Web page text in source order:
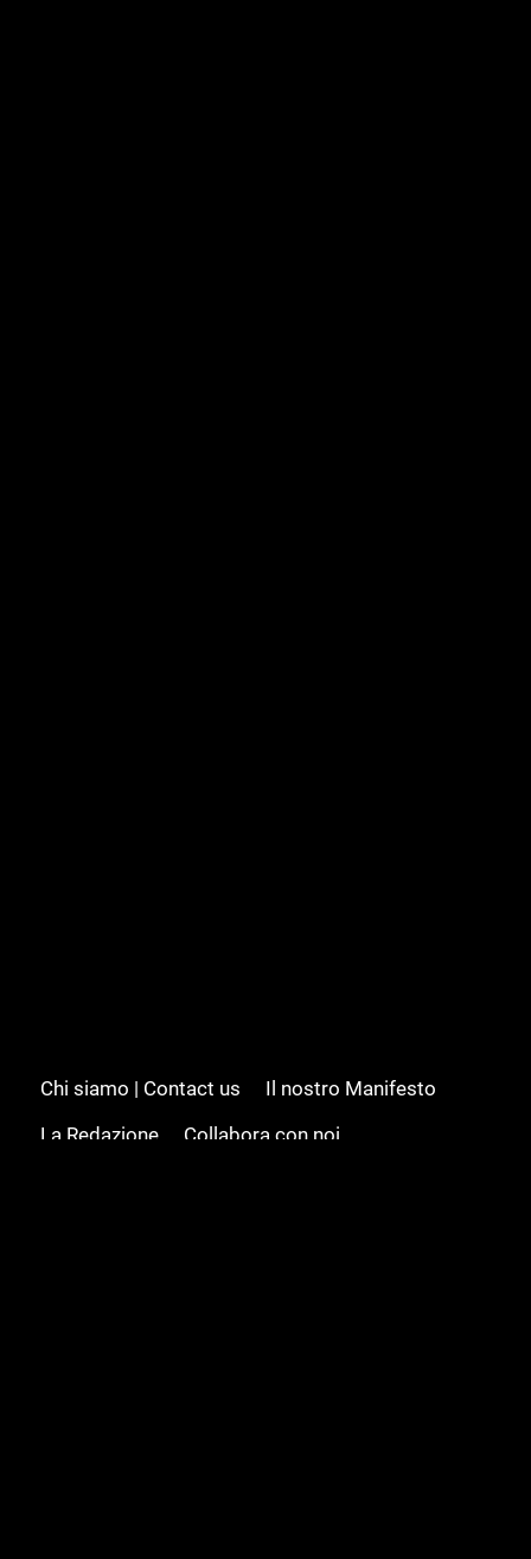
Chi siamo | Contact us
Il nostro Manifesto
La Redazione
Collabora con noi